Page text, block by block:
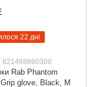
22 дні
821468860308
Rab Phantom
glove, Black, M